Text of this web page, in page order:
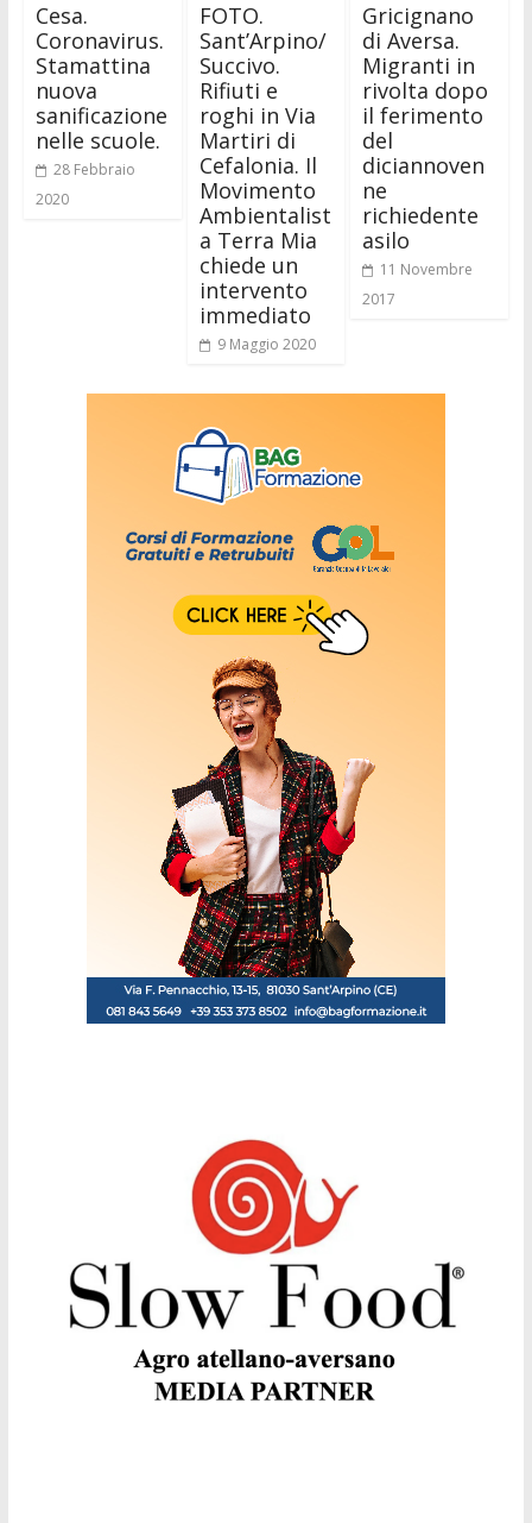
Cesa.
Coronavirus.
Stamattina
nuova
sanificazione
nelle scuole.
28 Febbraio
2020
FOTO.
Sant’Arpino/
Succivo.
Rifiuti e
roghi in Via
Martiri di
Cefalonia. Il
Movimento
Ambientalist
a Terra Mia
chiede un
intervento
immediato
9 Maggio 2020
Gricignano
di Aversa.
Migranti in
rivolta dopo
il ferimento
del
diciannoven
ne
richiedente
asilo
11 Novembre
2017